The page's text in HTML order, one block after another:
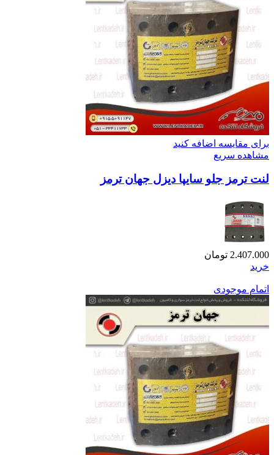
برای مقایسه اضافه کنید
مشاهده سریع
لنت ترمز جلو سایپا دیزل جهان ترمز
2.407.000 تومان
خرید
اتمام موجودی